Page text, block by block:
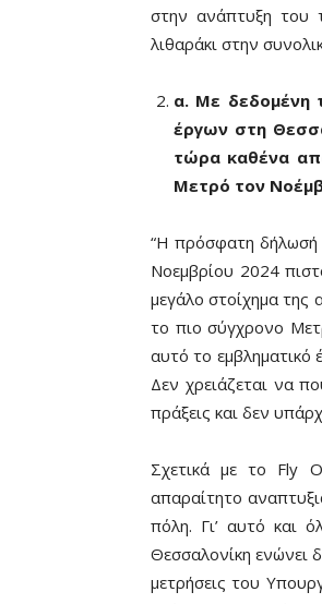
στην ανάπτυξη του
λιθαράκι στην
α. Με δεδομένη
έργων στη
τώρα καθένα
Μετρό τον
“Η πρόσφατη δήλωσή
Νοεμβρίου 2024
μεγάλο στοίχημα της
το πιο σύγχρονο
αυτό το εμβληματικό
Δεν χρειάζεται να
πράξεις και δεν
Σχετικά με το Fly
απαραίτητο
πόλη. Γι’ αυτό και
Θεσσαλονίκη ενώνει
μετρήσεις του